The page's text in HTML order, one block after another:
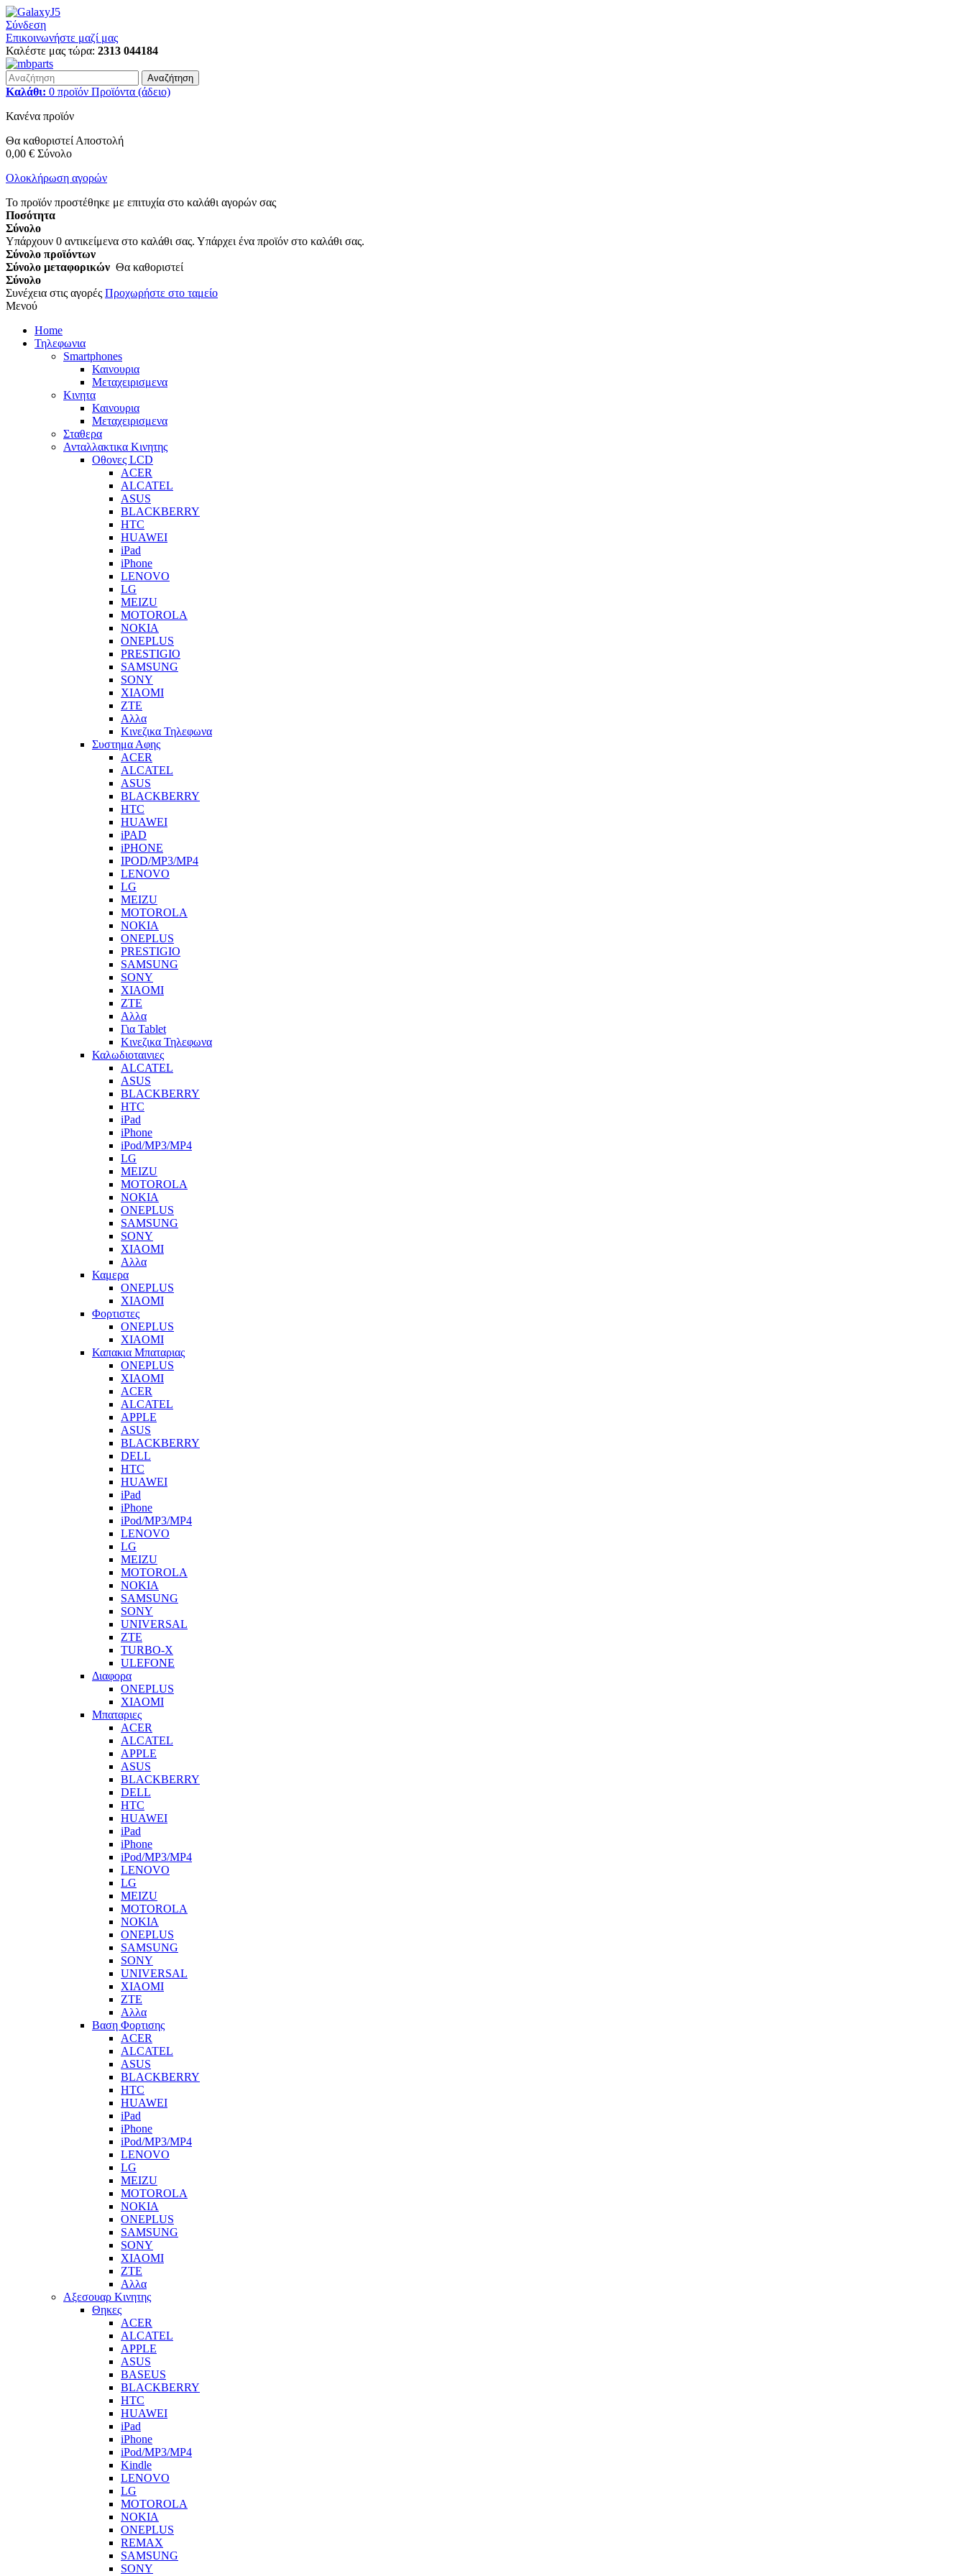
Σύνδεση
Επικοινωνήστε μαζί μας
Καλέστε μας τώρα: 2313 044184
Αναζήτηση
Καλάθι: 0 προϊόν Προϊόντα (άδειο)
Κανένα προϊόν
Θα καθοριστεί Αποστολή
0,00 € Σύνολο
Ολοκλήρωση αγορών
Το προϊόν προστέθηκε με επιτυχία στο καλάθι αγορών σας
Ποσότητα
Σύνολο
Υπάρχουν 0 αντικείμενα στο καλάθι σας. Υπάρχει ένα προϊόν στο καλάθι σας.
Σύνολο προϊόντων
Σύνολο μεταφορικών Θα καθοριστεί
Σύνολο
Συνέχεια στις αγορές Προχωρήστε στο ταμείο
Μενού
Home
Τηλεφωνια
Smartphones
Καινουρια
Μεταχειρισμενα
Κινητα
Καινουρια
Μεταχειρισμενα
Σταθερα
Ανταλλακτικα Κινητης
Οθονες LCD
ACER
ALCATEL
ASUS
BLACKBERRY
HTC
HUAWEI
iPad
iPhone
LENOVO
LG
MEIZU
MOTOROLA
NOKIA
ONEPLUS
PRESTIGIO
SAMSUNG
SONY
XIAOMI
ZTE
Αλλα
Κινεζικα Τηλεφωνα
Συστημα Αφης
ACER
ALCATEL
ASUS
BLACKBERRY
HTC
HUAWEI
iPAD
iPHONE
IPOD/MP3/MP4
LENOVO
LG
MEIZU
MOTOROLA
NOKIA
ONEPLUS
PRESTIGIO
SAMSUNG
SONY
XIAOMI
ZTE
Αλλα
Για Tablet
Κινεζικα Τηλεφωνα
Καλωδιοταινιες
ALCATEL
ASUS
BLACKBERRY
HTC
iPad
iPhone
iPod/MP3/MP4
LG
MEIZU
MOTOROLA
NOKIA
ONEPLUS
SAMSUNG
SONY
XIAOMI
Αλλα
Καμερα
ONEPLUS
XIAOMI
Φορτιστες
ONEPLUS
XIAOMI
Καπακια Μπαταριας
ONEPLUS
XIAOMI
ACER
ALCATEL
APPLE
ASUS
BLACKBERRY
DELL
HTC
HUAWEI
iPad
iPhone
iPod/MP3/MP4
LENOVO
LG
MEIZU
MOTOROLA
NOKIA
SAMSUNG
SONY
UNIVERSAL
ZTE
TURBO-X
ULEFONE
Διαφορα
ONEPLUS
XIAOMI
Μπαταριες
ACER
ALCATEL
APPLE
ASUS
BLACKBERRY
DELL
HTC
HUAWEI
iPad
iPhone
iPod/MP3/MP4
LENOVO
LG
MEIZU
MOTOROLA
NOKIA
ONEPLUS
SAMSUNG
SONY
UNIVERSAL
XIAOMI
ZTE
Αλλα
Βαση Φορτισης
ACER
ALCATEL
ASUS
BLACKBERRY
HTC
HUAWEI
iPad
iPhone
iPod/MP3/MP4
LENOVO
LG
MEIZU
MOTOROLA
NOKIA
ONEPLUS
SAMSUNG
SONY
XIAOMI
ZTE
Αλλα
Αξεσουαρ Κινητης
Θηκες
ACER
ALCATEL
APPLE
ASUS
BASEUS
BLACKBERRY
HTC
HUAWEI
iPad
iPhone
iPod/MP3/MP4
Kindle
LENOVO
LG
MOTOROLA
NOKIA
ONEPLUS
REMAX
SAMSUNG
SONY